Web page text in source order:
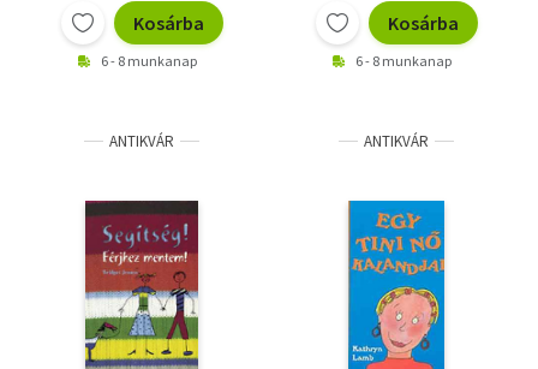
Kosárba
6 - 8 munkanap
Kosárba
6 - 8 munkanap
ANTIKVÁR ANTIKVÁR